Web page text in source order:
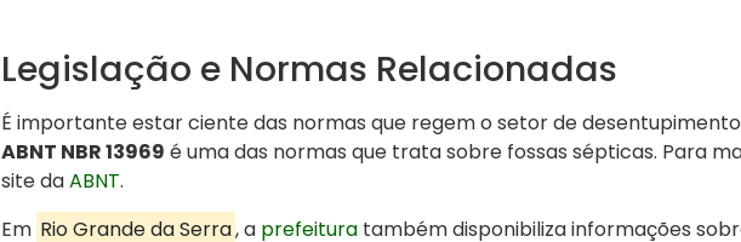
Legislação e Normas Relacionadas
É importante estar ciente das normas que regem o setor de desentupimento
ABNT NBR 13969 é uma das normas que trata sobre fossas sépticas. Para
site daABNT.
Em Rio Grande da Serra, a prefeituratambém disponibiliza informações